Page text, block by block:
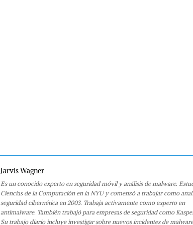
Jarvis Wagner
Es un conocido experto en seguridad móvil y análisis de malware.
Ciencias de la Computación en la NYU y comenzó a trabajar como
seguridad cibernética en 2003. Trabaja activamente como experto en
antimalware. También trabajó para empresas de seguridad como
Su trabajo diario incluye investigar sobre nuevos incidentes de